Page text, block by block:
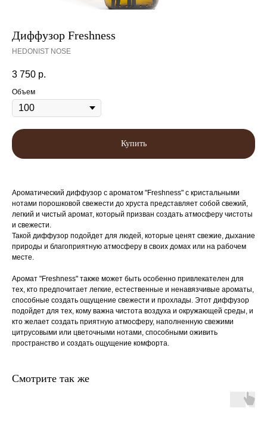
Диффузор Freshness
HEDONIST NOSE
3 750 р.
Объем
Купить
Ароматический диффузор с ароматом "Freshness" с кристальными
нотами порошковой свежести до хруста представляет собой свежий,
легкий и чистый аромат, который призван создать атмосферу чистоты
и свежести.
Такой диффузор подойдет для людей, которые ценят свежие, дыхание
природы и благоприятную атмосферу в своих домах или на рабочем
месте.
Аромат "Freshness" также может быть особенно привлекателен для
тех, кто предпочитает легкие, естественные и ненавязчивые ароматы,
способные создать ощущение свежести и прохлады. Этот диффузор
подойдет для тех, кому важна чистота воздуха и окружающей среды, и
кто желает создать приятную атмосферу, наполненную свежими
цитрусовыми или цветочными нотами, способными оживить
пространство и создать ощущение комфорта.
Смотрите так же